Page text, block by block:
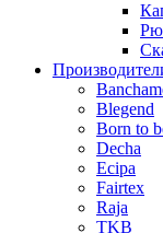
Blegend
Born to
Decha
Ecipa
Fairtex
Raja
TKB